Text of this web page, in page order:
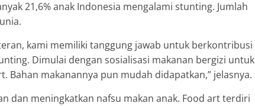
21,6% anak Indonesia mengalami stunting. Jumlah
kami memiliki tanggung jawab untuk berkontribusi
Dimulai dengan sosialisasi makanan bergizi untuk
Bahan makanannya pun mudah didapatkan,” jelasnya.
dan meningkatkan nafsu makan anak. Food art terdiri